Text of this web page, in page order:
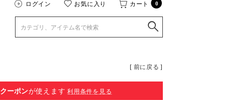
ログイン お気に入り カート 0
[ 前に戻る ]
クーポンが使えます 利用条件を見る